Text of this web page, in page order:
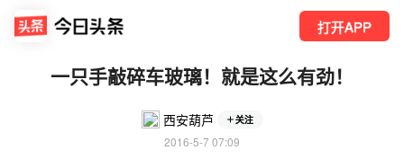
打开APP
一只手敲碎车玻璃！就是这么有劲！
西安葫芦 关注
2016-5-7 07:09